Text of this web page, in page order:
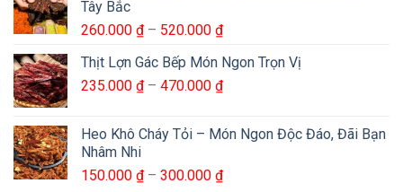
đến
Tây Bắc
260.000 ₫ – 520.000 ₫Khoảng
từ
260.000 ₫
Thịt Lợn Gác Bếp Món Ngon Trọn Vị
235.000 ₫ – 470.000 ₫Khoảng
235.000 ₫
470.000 ₫
Heo Khô Cháy Tỏi – Món Ngon Độc Đáo, Đãi Bạn
Nhâm Nhi
150.000 ₫ – 300.000 ₫Khoảng